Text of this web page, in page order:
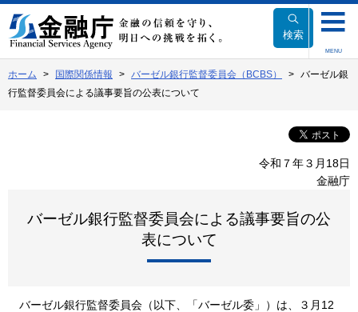
文
へ
動
検索
MENU
ホーム 国際関係情報 バーゼル銀行監督委員会（BCBS）
バーゼル銀
行監督委員会による議事要旨の公表について
令和７年３月18日
金融庁
バーゼル銀行監督委員会による議事要旨の公
表について
バーゼル銀行監督委員会（以下、「バーゼル委」）は、３月12